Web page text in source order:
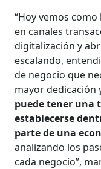
“Hoy vemos
en canales
digitalización y
escalando,
de negocio que
mayor dedicación
puede tener una
establecerse
parte de una
analizando los
cada negocio”,